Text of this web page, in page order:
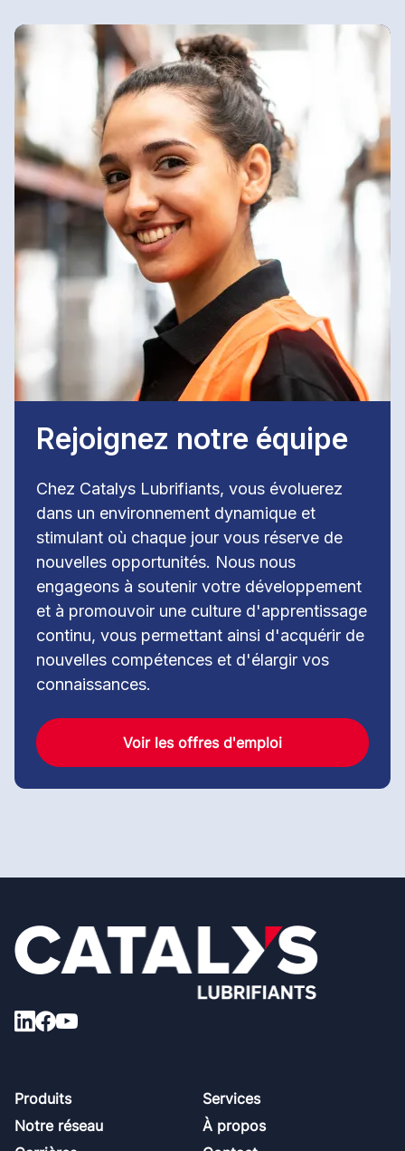
Rejoignez notre équipe
Chez Catalys Lubrifiants, vous évoluerez
dans un environnement dynamique et
stimulant où chaque jour vous réserve de
nouvelles opportunités. Nous nous
engageons à soutenir votre développement
et à promouvoir une culture d'apprentissage
continu, vous permettant ainsi d'acquérir de
nouvelles compétences et d'élargir vos
connaissances.
Voir les offres d'emploi
Footer
Produits
Services
Notre réseau
À propos